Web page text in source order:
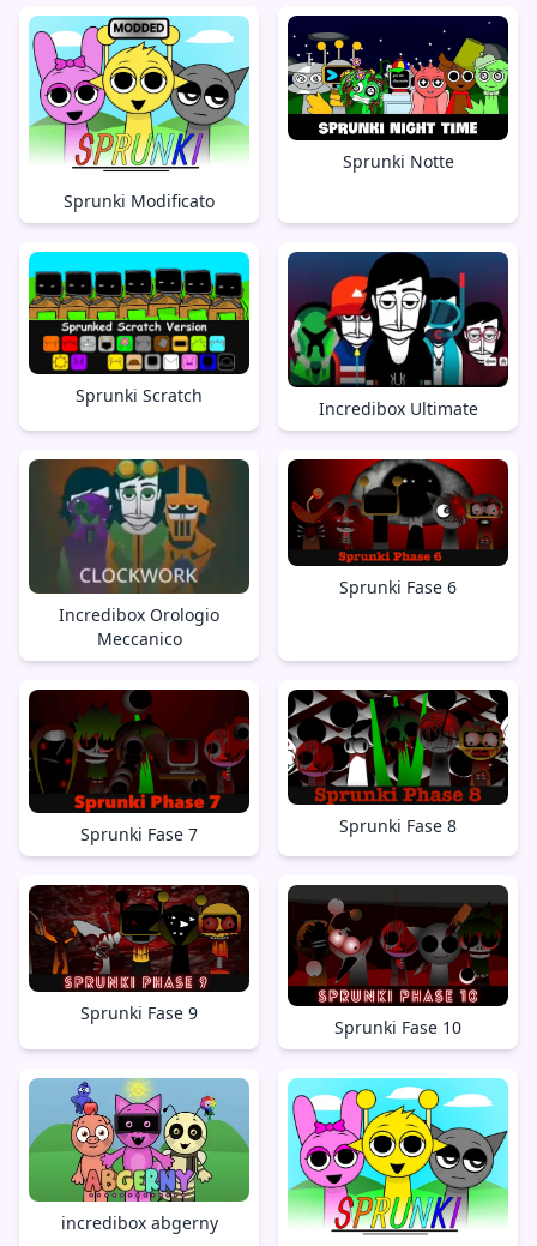
Sprunki Modificato
Sprunki Notte
Sprunki Scratch
Incredibox Ultimate
Incredibox Orologio
Meccanico
Sprunki Fase 6
Sprunki Fase 7 Sprunki Fase 8
Sprunki Fase 9
Sprunki Fase 10
incredibox abgerny